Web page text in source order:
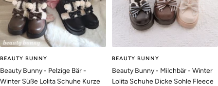
BEAUTY BUNNY
Beauty Bunny - Pelzige Bär -
Winter Süße Lolita Schuhe Kurze
BEAUTY BUNNY
Beauty Bunny - Milchbär - Winter
Lolita Schuhe Dicke Sohle Fleece